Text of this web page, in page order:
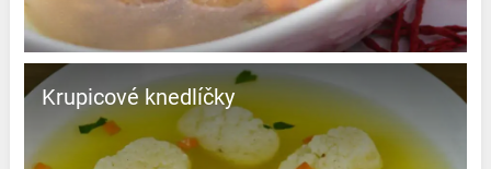
Krupicové knedlíčky